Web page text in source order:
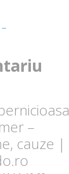
–
cauze |